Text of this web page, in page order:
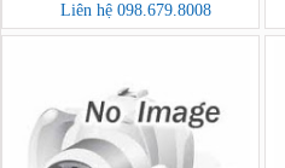
Liên hệ 098.679.8008